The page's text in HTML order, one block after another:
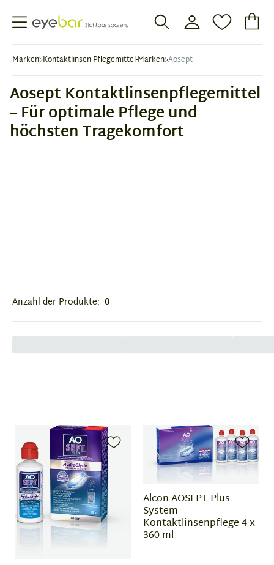
Abele Optic
Marken Kontaktlinsen Pflegemittel-Marken Aosept
Aosept Kontaktlinsenpflegemittel
– Für optimale Pflege und
höchsten Tragekomfort
Anzahl der Produkte: 0
Alcon AOSEPT Plus
System
Kontaktlinsenpflege 4 x
360 ml